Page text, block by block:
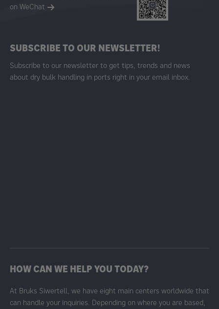
SUBSCRIBE TO OUR NEWSLETTER!
Subscribe to our newsletter to get tips, trends and news
about dry bulk handling in ports right in your email inbox.
on WeChat
HOW CAN WE HELP YOU TODAY?
At Bruks Siwertell, we have eight main centers worldwide that
can handle your inquiries. Depending on where you are based,